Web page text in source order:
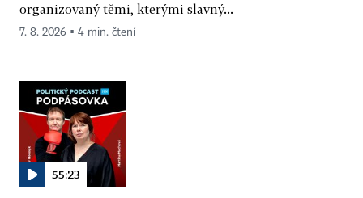
organizovaný těmi, kterými slavný...
7. 8. 2026 ▪ 4 min. čtení
55:23